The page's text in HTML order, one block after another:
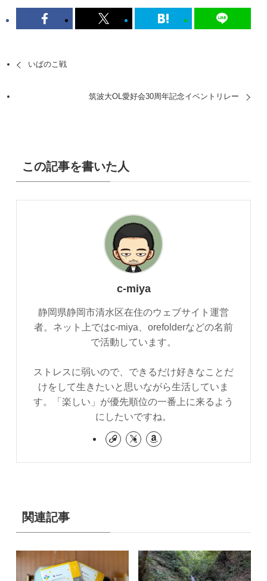
いばのこ戦
筑波大OL愛好会30周年記念イベントリレー
この記事を書いた人
c-miya
静岡県静岡市清水区在住のウェブサイト運営
者。ネット上ではc-miya、orefolderなどの名前
で活動しています。
ストレスに弱いので、できるだけ好きなことだ
けをして生きたいと思いながら生活していま
す。「楽しい」が優先順位の一番上に来るよう
にしたいですね。
関連記事